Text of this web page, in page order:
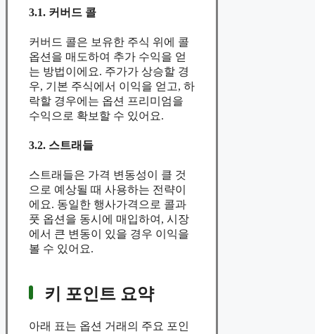
3.1. 커버드 콜
커버드 콜은 보유한 주식 위에 콜
옵션을 매도하여 추가 수익을 얻
는 방법이에요. 주가가 상승할 경
우, 기본 주식에서 이익을 얻고, 하
락할 경우에는 옵션 프리미엄을
수익으로 확보할 수 있어요.
3.2. 스트래들
스트래들은 가격 변동성이 클 것
으로 예상될 때 사용하는 전략이
에요. 동일한 행사가격으로 콜과
풋 옵션을 동시에 매입하여, 시장
에서 큰 변동이 있을 경우 이익을
볼 수 있어요.
키 포인트 요약
아래 표는 옵션 거래의 주요 포인